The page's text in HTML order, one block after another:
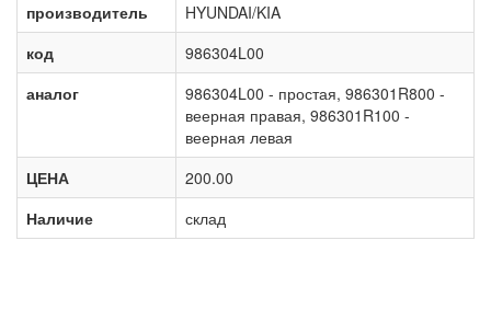
производитель
HYUNDAI/KIA
код
986304L00
аналог
986304L00 - простая, 986301R800 -
веерная правая, 986301R100 -
веерная левая
ЦЕНА
200.00
Наличие
склад